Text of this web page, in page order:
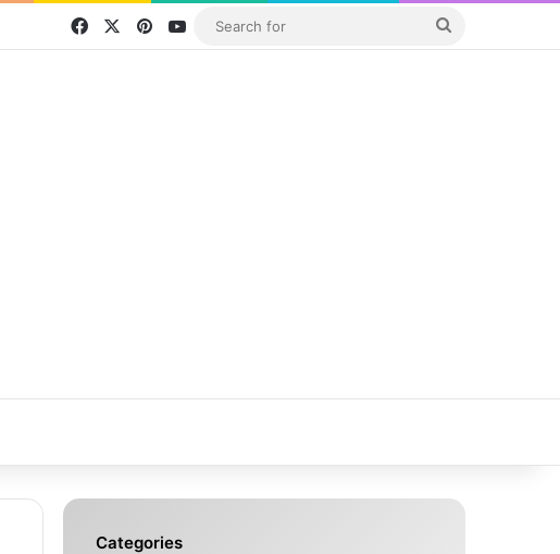
FacebookPinterestYouTube
Categories